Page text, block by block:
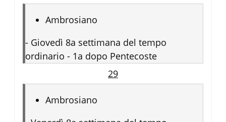
Ambrosiano
- Giovedì 8a settimana del tempo
ordinario - 1a dopo Pentecoste
29
Ambrosiano